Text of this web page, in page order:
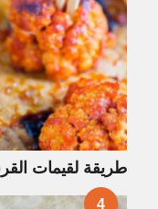
طريقة لقيمات
4